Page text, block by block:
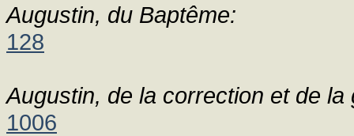
Augustin, du Baptême:
128
Augustin, de la correction et de la
1006